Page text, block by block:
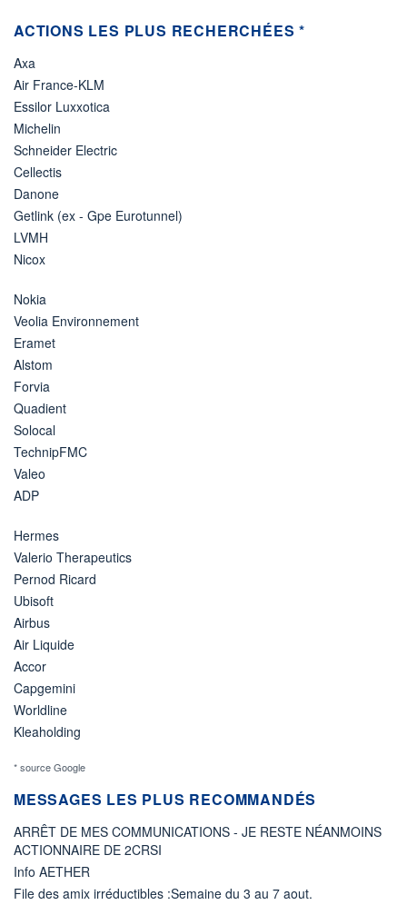
ACTIONS LES PLUS RECHERCHÉES *
Axa
Air France-KLM
Essilor Luxxotica
Michelin
Schneider Electric
Cellectis
Danone
Getlink (ex - Gpe Eurotunnel)
LVMH
Nicox
Nokia
Veolia Environnement
Eramet
Alstom
Forvia
Quadient
Solocal
TechnipFMC
Valeo
ADP
Hermes
Valerio Therapeutics
Pernod Ricard
Ubisoft
Airbus
Air Liquide
Accor
Capgemini
Worldline
Kleaholding
* source Google
MESSAGES LES PLUS RECOMMANDÉS
ARRÊT DE MES COMMUNICATIONS - JE RESTE NÉANMOINS
ACTIONNAIRE DE 2CRSI
Info AETHER
File des amix irréductibles :Semaine du 3 au 7 aout.